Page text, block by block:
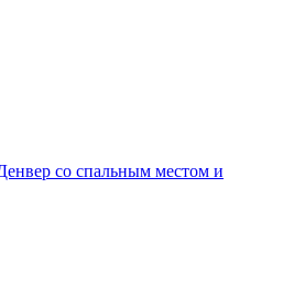
со спальным местом и